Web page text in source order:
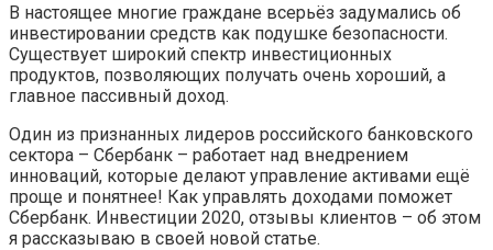
В настоящее многие граждане всерьёз задумались об
инвестировании средств как подушке безопасности.
Существует широкий спектр инвестиционных
продуктов, позволяющих получать очень хороший, а
главное пассивный доход.
Один из признанных лидеров российского банковского
сектора – Сбербанк – работает над внедрением
инноваций, которые делают управление активами ещё
проще и понятнее! Как управлять доходами поможет
Сбербанк. Инвестиции 2020, отзывы клиентов – об этом
я рассказываю в своей новой статье.